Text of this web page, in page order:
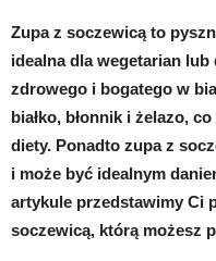
Zupa z soczewicą to
idealna dla wegetarian
zdrowego i bogatego w
białko, błonnik i żelazo,
diety. Ponadto zupa z
i może być idealnym
artykule przedstawimy Ci
soczewicą, którą możesz